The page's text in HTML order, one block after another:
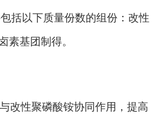
括以下质量份数的组份：改性
基团制得。
改性聚磷酸铵协同作用，提高